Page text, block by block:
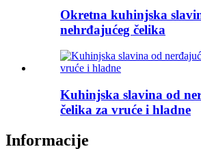
Okretna kuhinjska
nehrđajućeg čelika
Kuhinjska slavina od
čelika za vruće i hladne
Informacije